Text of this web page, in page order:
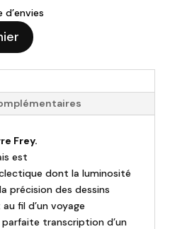
Frey.
est
dont la luminosité
précision des dessins
fil d’un voyage
parfaite transcription d’un